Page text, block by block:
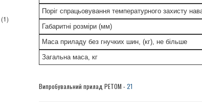
(1)
Поріг спрацьовування температурного захисту
Габаритні розміри (мм)
Маса приладу без гнучких шин, (кг), не більше
Загальна маса, кг
Випробувальний прилад РЕТОМ -21